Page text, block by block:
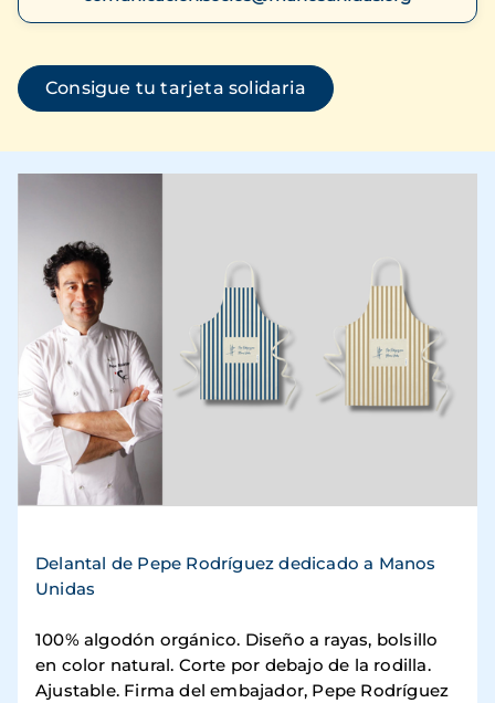
Consigue tu tarjeta solidaria(se abre en una
Delantal de Pepe Rodríguez dedicado a Manos
Unidas
100% algodón orgánico. Diseño a rayas, bolsillo
en color natural. Corte por debajo de la rodilla.
Ajustable. Firma del embajador, Pepe Rodríguez